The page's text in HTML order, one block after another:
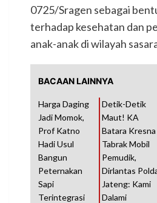
0725/Sragen sebagai
terhadap kesehatan dan
anak-anak di wilayah
BACAAN LAINNYA
Harga Daging
Jadi Momok,
Prof Katno
Hadi Usul
Bangun
Peternakan
Sapi
Terintegrasi
Detik-Detik
Maut! KA
Batara Kresna
Tabrak Mobil
Pemudik,
Dirlantas
Jateng: Kami
Dalami